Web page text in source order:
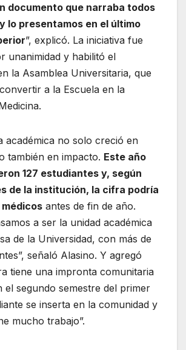
documento que narraba todos
lo presentamos en el último
”, explicó. La iniciativa fue
unanimidad y habilitó el
la Asamblea Universitaria, que
a la Escuela en la
académica no solo creció en
también en impacto. Este año
127 estudiantes y, según
de la institución, la cifra podría
antes de fin de año.
a ser la unidad académica
de la Universidad, con más de
señaló Alasino. Y agregó
tiene una impronta comunitaria
el segundo semestre del primer
se inserta en la comunidad y
mucho trabajo”.